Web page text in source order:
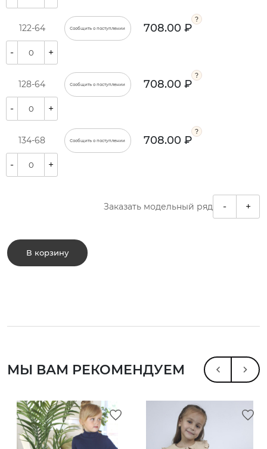
122-64 Сообщить о поступлении 708.00 ₽
- +
128-64 Сообщить о поступлении 708.00 ₽
- +
134-68 Сообщить о поступлении 708.00 ₽
- +
Заказать модельный ряд - +
В корзину
МЫ ВАМ РЕКОМЕНДУЕМ